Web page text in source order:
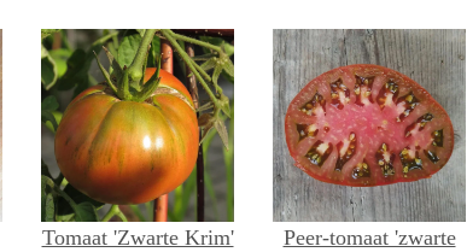
Tomaat 'Zwarte Krim'
Peer-tomaat 'zwarte